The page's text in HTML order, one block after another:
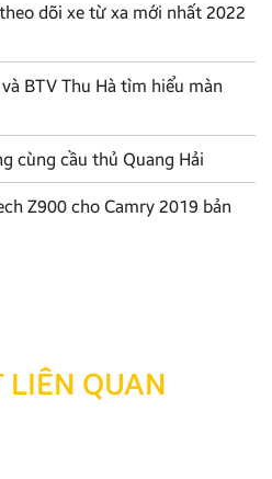
dõi xe từ xa mới nhất 2022
BTV Thu Hà tìm hiểu màn
cùng cầu thủ Quang Hải
Z900 cho Camry 2019 bản
LIÊN QUAN